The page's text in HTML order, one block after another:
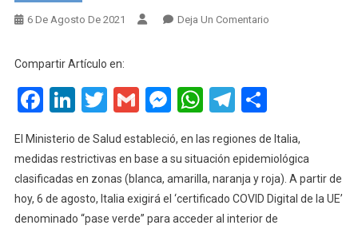
6 De Agosto De 2021 Deja Un ComentarioEn
Compartir Artículo en:
Facebook
LinkedIn
Twitter
GmailMessenger
WhatsApp
Telegram
El Ministerio de Salud estableció, en las regiones de Italia,
medidas restrictivas en base a su situación epidemiológica
clasificadas en zonas (blanca, amarilla, naranja y roja). A partir de
hoy, 6 de agosto, Italia exigirá el ‘certificado COVID Digital de la UE’
denominado “pase verde” para acceder al interior de